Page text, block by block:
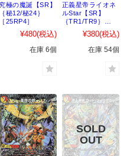
究極の魔誕【SR】
｛秘12/秘24｝
［25RP4］
¥480(税込)
在庫 6個
正義星帝ライオネ
ルStar【SR】
｛TR1/TR9｝
［25RP4］
¥380(税込)
在庫 54個